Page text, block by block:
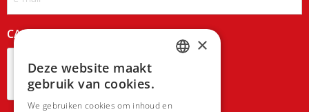
CAPTCHA ×
Deze website maakt
gebruik van cookies.
We gebruiken cookies om inhoud en